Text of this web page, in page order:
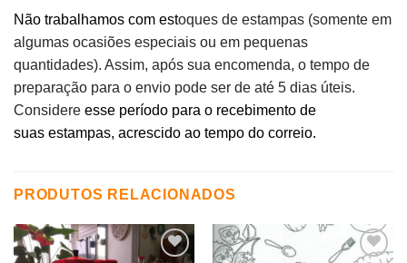
Não trabalhamos com estoques de estampas (somente em
algumas ocasiões especiais ou em pequenas
quantidades). Assim, após sua encomenda, o tempo de
preparação para o envio pode ser de até 5 dias úteis.
Considere esse período para o recebimento de
suas estampas, acrescido ao tempo do correio.
PRODUTOS RELACIONADOS